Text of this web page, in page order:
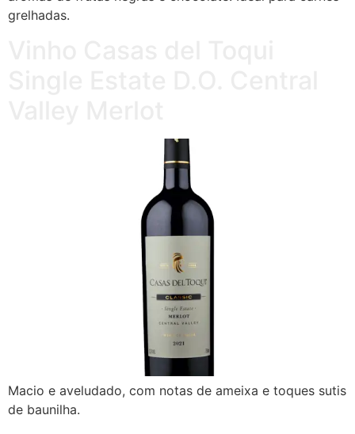
grelhadas.
Macio e aveludado, com notas de ameixa e toques sutis
de baunilha.